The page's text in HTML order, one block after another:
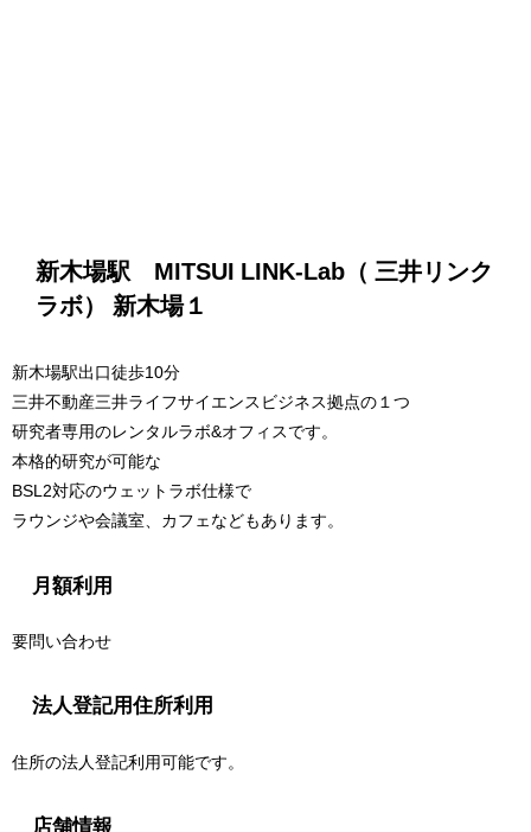
新木場駅 MITSUI LINK-Lab（ 三井リンク
ラボ） 新木場１
新木場駅出口徒歩10分
三井不動産三井ライフサイエンスビジネス拠点の１つ
研究者専用のレンタルラボ&オフィスです。
本格的研究が可能な
BSL2対応のウェットラボ仕様で
ラウンジや会議室、カフェなどもあります。
月額利用
要問い合わせ
法人登記用住所利用
住所の法人登記利用可能です。
店舗情報